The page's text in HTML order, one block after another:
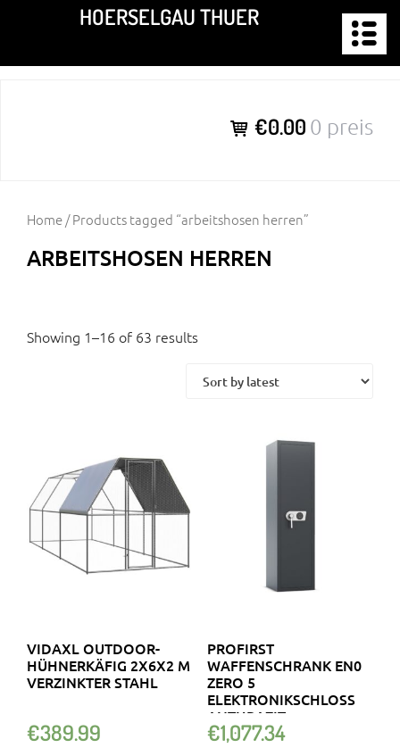
springen
HOERSELGAU THUER
€0.00 0 preis
Home/ Products tagged “arbeitshosen herren”
ARBEITSHOSEN HERREN
Showing 1–16 of 63 results
VIDAXL OUTDOOR-
HÜHNERKÄFIG 2X6X2 M
VERZINKTER STAHL
€389.99
PROFIRST
WAFFENSCHRANK EN0
ZERO 5
ELEKTRONIKSCHLOSS
ANTHRAZIT
€1,077.34